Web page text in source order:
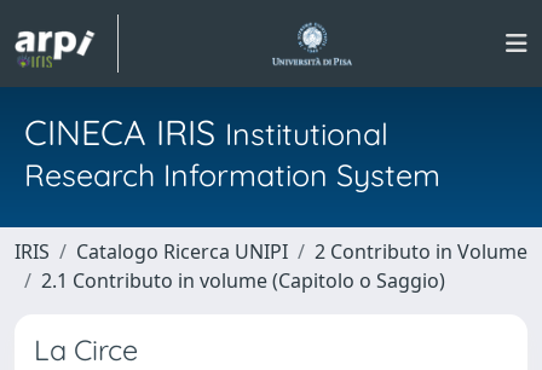
CINECA IRIS Institutional
Research Information System
IRIS Catalogo Ricerca UNIPI
2 Contributo in Volume
2.1 Contributo in volume (Capitolo o Saggio)
La Circe